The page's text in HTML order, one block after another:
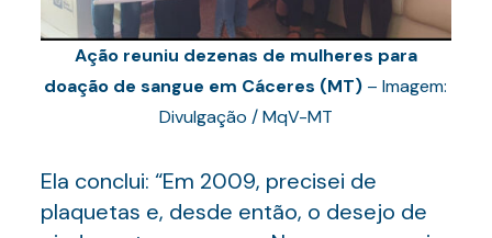
Ação reuniu dezenas de mulheres para
doação de sangue em Cáceres (MT) – Imagem:
Divulgação / MqV-MT
Ela conclui: “Em 2009, precisei de
plaquetas e, desde então, o desejo de